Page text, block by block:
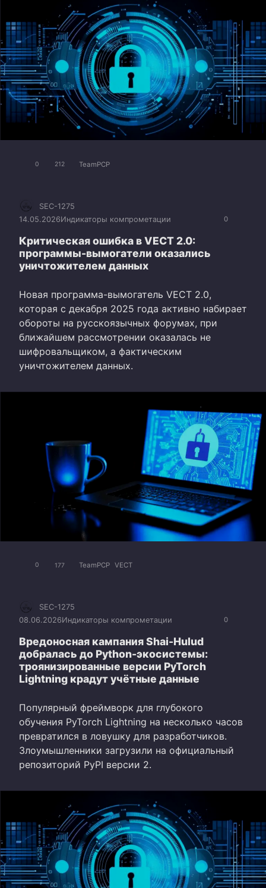
0 212 TeamPCP
0
SEC-1275
14.05.2026Индикаторы компрометации
Критическая ошибка в VECT 2.0:
программы-вымогатели оказались
уничтожителем данных
Новая программа-вымогатель VECT 2.0,
которая с декабря 2025 года активно набирает
обороты на русскоязычных форумах, при
ближайшем рассмотрении оказалась не
шифровальщиком, а фактическим
уничтожителем данных.
0 177 TeamPCP VECT
0
SEC-1275
08.06.2026Индикаторы компрометации
Вредоносная кампания Shai-Hulud
добралась до Python-экосистемы:
троянизированные версии PyTorch
Lightning крадут учётные данные
Популярный фреймворк для глубокого
обучения PyTorch Lightning на несколько часов
превратился в ловушку для разработчиков.
Злоумышленники загрузили на официальный
репозиторий PyPI версии 2.